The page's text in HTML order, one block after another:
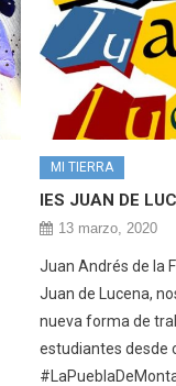
MI TIERRA
IES JUAN DE
13 marzo, 2020
Juan Andrés de la
Juan de Lucena,
nueva forma de
estudiantes desde